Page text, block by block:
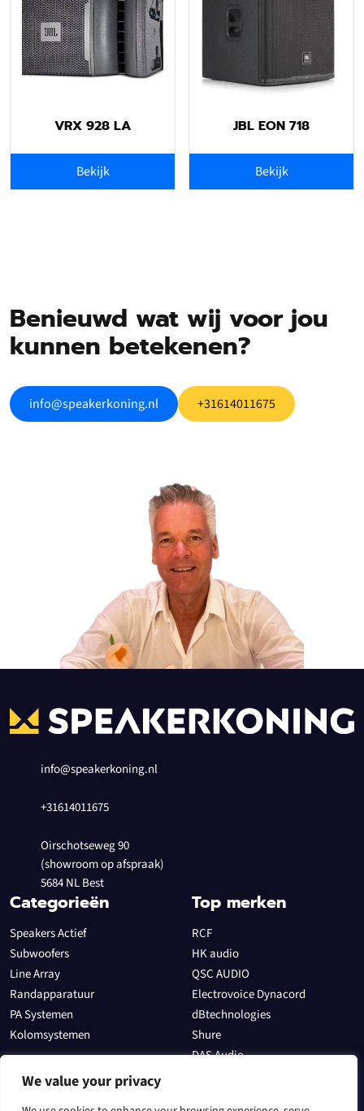
We value your privacy
VRX 928 LA
Bekijk
JBL EON 718
Bekijk
Benieuwd wat wij voor jou
kunnen betekenen?
info@speakerkoning.nl +31614011675
info@speakerkoning.nl
+31614011675
Oirschotseweg 90
(showroom op afspraak)
5684 NL Best
Categorieën
Speakers Actief
Subwoofers
Line Array
Randapparatuur
PA Systemen
Kolomsystemen
Top merken
RCF
HK audio
QSC AUDIO
Electrovoice Dynacord
dBtechnologies
Shure
DAS Audio
Sectoren